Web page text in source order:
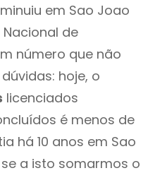
em Sao Joao
Nacional de
número que não
hoje, o
licenciados
é menos de
há 10 anos em Sao
se a isto somarmos o